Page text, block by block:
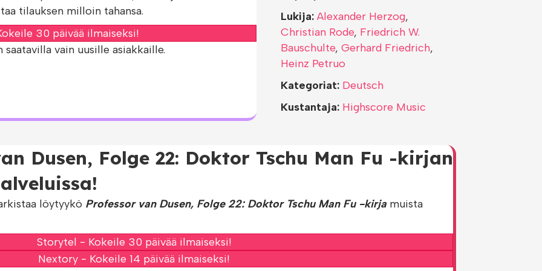
tilauksen milloin tahansa.
30 päivää ilmaiseksi!
vain uusille asiakkaille.
Lukija: Alexander Herzog,
Christian Rode, Friedrich W.
Bauschulte, Gerhard Friedrich,
Heinz Petruo
Kategoriat: Deutsch
Kustantaja: Highscore Music
Dusen, Folge 22: Doktor Tschu Man Fu -kirjan
löytyykö Professor van Dusen, Folge 22: Doktor Tschu Man Fu -kirja muista
Storytel - Kokeile 30 päivää ilmaiseksi!
Nextory - Kokeile 14 päivää ilmaiseksi!